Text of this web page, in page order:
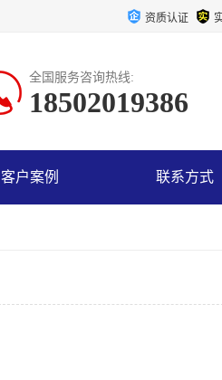
资质认证
全国服务咨询热线:
18502019386
客户案例 联系方式